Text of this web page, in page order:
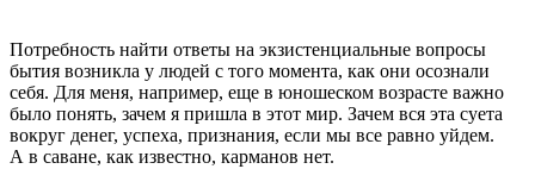
Потребность найти ответы на экзистенциальные вопросы
бытия возникла у людей с того момента, как они осознали
себя. Для меня, например, еще в юношеском возрасте важно
было понять, зачем я пришла в этот мир. Зачем вся эта суета
вокруг денег, успеха, признания, если мы все равно уйдем.
А в саване, как известно, карманов нет.